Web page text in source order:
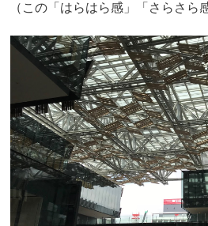
（この「はらはら感」「さらさら